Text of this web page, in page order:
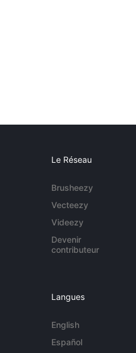
Le Réseau
Brusheezy
Vecteezy
Videezy
Devenir
contributeur
Langues
English
Español